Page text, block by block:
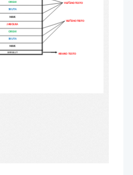
VLEČENO TESTO
VLEČENO TESTO
KRHKO TESTO
OREHI
SKUTA
MAK
JABOLKA
OREHI
SKUTA
MAK
PODPLAT